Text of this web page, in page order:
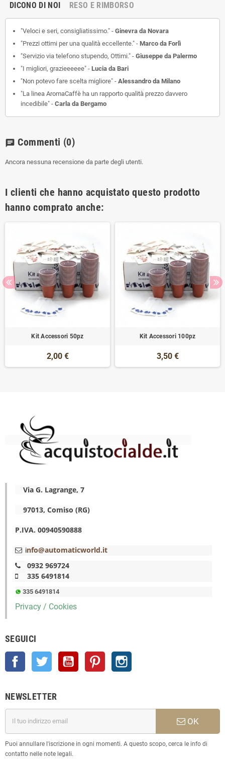
DICONO DI NOI RESO E RIMBORSO
"Veloci e seri, consigliatissimo." - Ginevra da Novara
"Prezzi ottimi per una qualità eccellente." - Marco da Forlì
"Servizio via telefono stupendo, Ottimi." - Giuseppe da Palermo
"I migliori, grazieeeeee" - Lucia da Bari
"Non potevo fare scelta migliore" - Alessandro da Milano
"La linea AromaCaffè ha un rapporto qualità prezzo davvero
incedibile" - Carla da Bergamo
chat Commenti (0)
Ancora nessuna recensione da parte degli utenti.
I clienti che hanno acquistato questo prodotto
hanno comprato anche:
Kit Accessori 50pz
2,00 €
Kit Accessori 100pz
3,50 €
Via G. Lagrange, 7
97013, Comiso (RG)
P.IVA. 00940590888
info@automaticworld.it
0932 969724
335 6491814
335 6491814
Privacy / Cookies
SEGUICI
Facebook Twitter YouTube Pinterest
NEWSLETTER
OK
Puoi annullare l'iscrizione in ogni momenti. A questo scopo, cerca le info di
contatto nelle note legali.